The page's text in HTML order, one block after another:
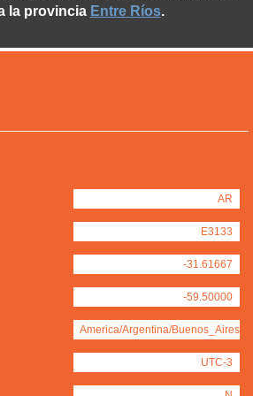
AR
E3133
-31.61667
-59.50000
America/Argentina/Buenos_Aires
UTC-3
la provincia Entre Ríos.